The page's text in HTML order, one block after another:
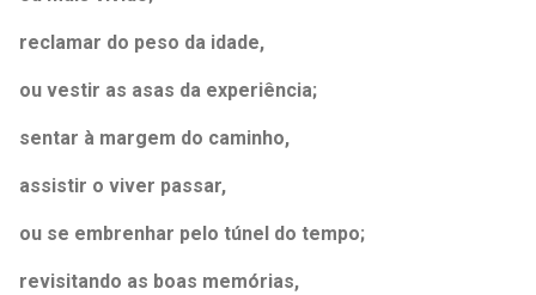
reclamar do peso da idade,
ou vestir as asas da experiência;
sentar à margem do caminho,
assistir o viver passar,
ou se embrenhar pelo túnel do tempo;
revisitando as boas memórias,